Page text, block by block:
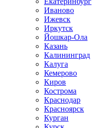
Иваново
Ижевск
Иркутск
Йошкар-Ола
Казань
Калининград
Калуга
Кемерово
Киров
Кострома
Краснодар
Красноярск
Курган